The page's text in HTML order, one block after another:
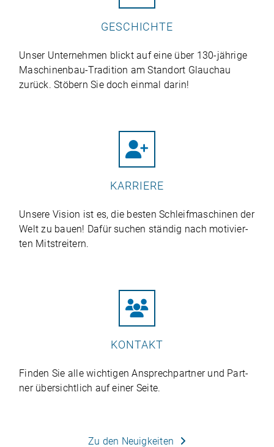
GESCHICHTE
Unser Unter­neh­men blickt auf eine über 130-jäh­rige
Maschi­nen­bau-Tra­di­tion am Stand­ort Glauchau
zurück. Stö­bern Sie doch ein­mal darin!
KARRIERE
Unsere Vision ist es, die bes­ten Schleif­ma­schi­nen der
Welt zu bauen! Dafür suchen stän­dig nach moti­vier­
ten Mitstreitern.
KONTAKT
Fin­den Sie alle wich­ti­gen Ansprech­part­ner und Part­
ner über­sicht­lich auf einer Seite.
Zu den Neu­ig­kei­ten